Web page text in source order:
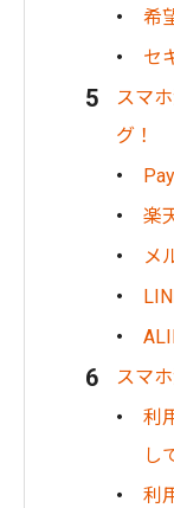
希
セ
スマ
グ！
楽
メ
スマ
利
し
利